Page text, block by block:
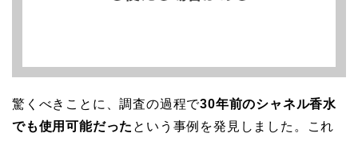
驚くべきことに、調査の過程で30年前のシャネル香水
でも使用可能だった という事例を発見しました。これ